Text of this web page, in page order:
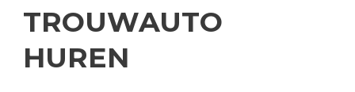
TROUWAUTO
HUREN